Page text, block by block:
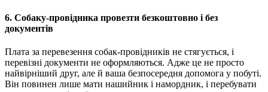
6. Собаку-провідника провезти безкоштовно і без
документів
Плата за перевезення собак-провідників не стягується, і
перевізні документи не оформляються. Адже це не просто
найвірніший друг, але й ваша безпосередня допомога у побуті.
Він повинен лише мати нашийник і намордник, і перебувати